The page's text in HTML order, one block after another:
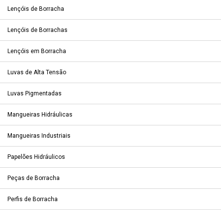
Lençóis de Borracha
Lençóis de Borrachas
Lençóis em Borracha
Luvas de Alta Tensão
Luvas Pigmentadas
Mangueiras Hidráulicas
Mangueiras Industriais
Papelões Hidráulicos
Peças de Borracha
Perfis de Borracha